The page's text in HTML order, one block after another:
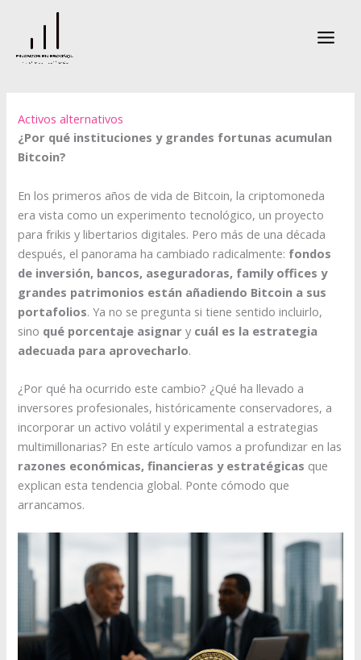
contenido
Activos alternativos
¿Por qué instituciones y grandes fortunas acumulan
Bitcoin?
En los primeros años de vida de Bitcoin, la criptomoneda
era vista como un experimento tecnológico, un proyecto
para frikis y libertarios digitales. Pero más de una década
después, el panorama ha cambiado radicalmente: fondos
de inversión, bancos, aseguradoras, family offices y
grandes patrimonios están añadiendo Bitcoin a sus
portafolios. Ya no se pregunta si tiene sentido incluirlo,
sino qué porcentaje asignar y cuál es la estrategia
adecuada para aprovecharlo.
¿Por qué ha ocurrido este cambio? ¿Qué ha llevado a
inversores profesionales, históricamente conservadores, a
incorporar un activo volátil y experimental a estrategias
multimillonarias? En este artículo vamos a profundizar en las
razones económicas, financieras y estratégicas que
explican esta tendencia global. Ponte cómodo que
arrancamos.